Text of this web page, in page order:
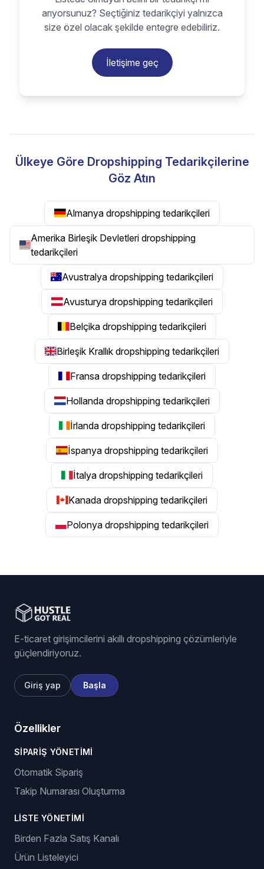
arıyorsunuz? Seçtiğiniz tedarikçiyi yalnızca
size özel olacak şekilde entegre edebiliriz.
İletişime geç
Ülkeye Göre Dropshipping Tedarikçilerine
Göz Atın
Almanya dropshipping tedarikçileri
Amerika Birleşik Devletleri dropshipping
tedarikçileri
Avustralya dropshipping tedarikçileri
Avusturya dropshipping tedarikçileri
Belçika dropshipping tedarikçileri
Birleşik Krallık dropshipping tedarikçileri
Fransa dropshipping tedarikçileri
Hollanda dropshipping tedarikçileri
İrlanda dropshipping tedarikçileri
İspanya dropshipping tedarikçileri
İtalya dropshipping tedarikçileri
Kanada dropshipping tedarikçileri
Polonya dropshipping tedarikçileri
E-ticaret girişimcilerini akıllı dropshipping çözümleriyle
güçlendiriyoruz.
Giriş yap Başla
Özellikler
SIPARIŞ YÖNETIMI
Otomatik Sipariş
Takip Numarası Oluşturma
LISTE YÖNETIMI
Birden Fazla Satış Kanalı
Ürün Listeleyici